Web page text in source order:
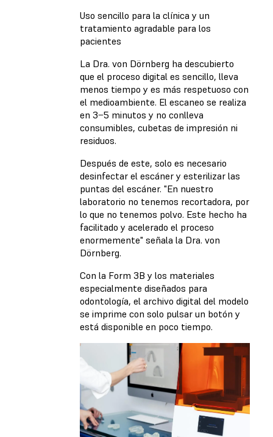
Uso sencillo para la clínica y un
tratamiento agradable para los
pacientes
La Dra. von Dörnberg ha descubierto
que el proceso digital es sencillo, lleva
menos tiempo y es más respetuoso con
el medioambiente. El escaneo se realiza
en 3−5 minutos y no conlleva
consumibles, cubetas de impresión ni
residuos.
Después de este, solo es necesario
desinfectar el escáner y esterilizar las
puntas del escáner. "En nuestro
laboratorio no tenemos recortadora, por
lo que no tenemos polvo. Este hecho ha
facilitado y acelerado el proceso
enormemente" señala la Dra. von
Dörnberg.
Con la Form 3B y los materiales
especialmente diseñados para
odontología, el archivo digital del modelo
se imprime con solo pulsar un botón y
está disponible en poco tiempo.